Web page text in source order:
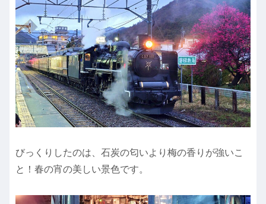
びっくりしたのは、石炭の匂いより梅の香りが強いこ
と！春の宵の美しい景色です。